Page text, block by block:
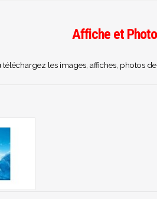
Affiche et
téléchargez les images, affiches, photos